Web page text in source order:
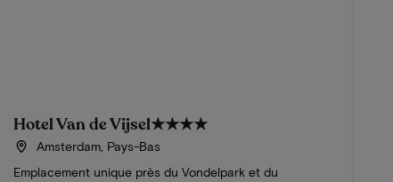
Hotel Van de Vijsel★★★★
Amsterdam, Pays-Bas
Emplacement unique près du Vondelpark et du